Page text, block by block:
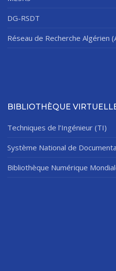
DG-RSDT
Réseau de Recherche Algérien
BIBLIOTHÈQUE
Techniques de l’Ingénieur (TI)
Système National de
Bibliothèque Numérique